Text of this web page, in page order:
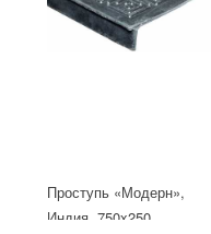
Проступь «Модерн»,
Индия, 750x250